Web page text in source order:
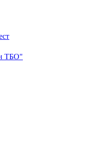
ТБО"